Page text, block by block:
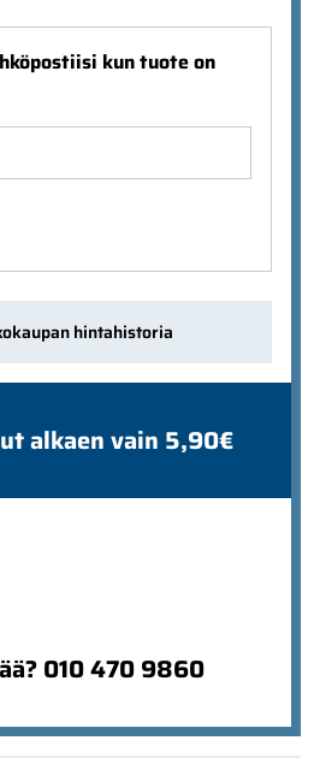
kun tuote on
hintahistoria
alkaen vain 5,90€
010 470 9860